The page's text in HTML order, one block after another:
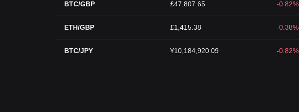
BTC/GBP £47,807.65 -0.82%
ETH/GBP £1,415.38 -0.38%
BTC/JPY ¥10,184,920.09 -0.82%